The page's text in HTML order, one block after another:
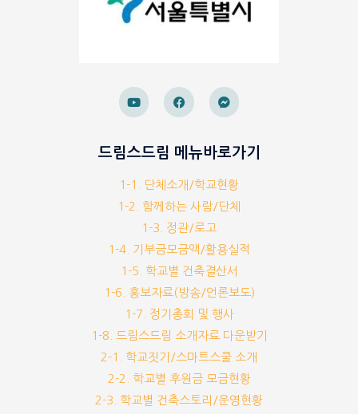
드림스드림 메뉴바로가기
1-1. 단체소개/학교현황
1-2. 함께하는 사람/단체
1-3. 정관/로고
1-4. 기부금모금액/활용실적
1-5. 학교별 건축결산서
1-6. 홍보자료(방송/언론보도)
1-7. 정기총회 및 행사
1-8. 드림스드림 소개자료 다운받기
2-1. 학교짓기/스마트스쿨 소개
2-2. 학교별 후원금 모금현황
2-3. 학교별 건축스토리/운영현황